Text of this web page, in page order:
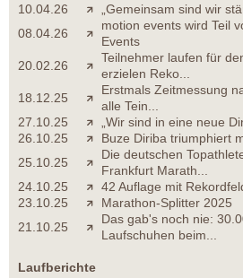
10.04.26
„Gemeinsam sind wir
08.04.26
motion events wird Teil
Events
20.02.26
Teilnehmer laufen für
erzielen Reko...
18.12.25
Erstmals Zeitmessung
alle Tein...
27.10.25
„Wir sind in eine neue
26.10.25
Buze Diriba triumphiert
25.10.25
Die deutschen
Frankfurt Marath...
24.10.25
42 Auflage mit
23.10.25
Marathon-Splitter 2025
21.10.25
Das gab's noch nie:
Laufschuhen beim...
Laufberichte